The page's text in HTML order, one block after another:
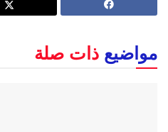
مواضيع ذات صلة